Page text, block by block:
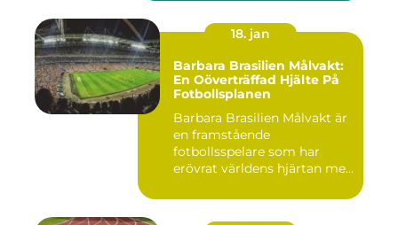
18. jan
Barbara Brasilien Målvakt:
En Oöverträffad Hjälte På
Fotbollsplanen
Barbara Brasilien Målvakt är
en framstående
fotbollsspelare som har
erövrat världens hjärtan med